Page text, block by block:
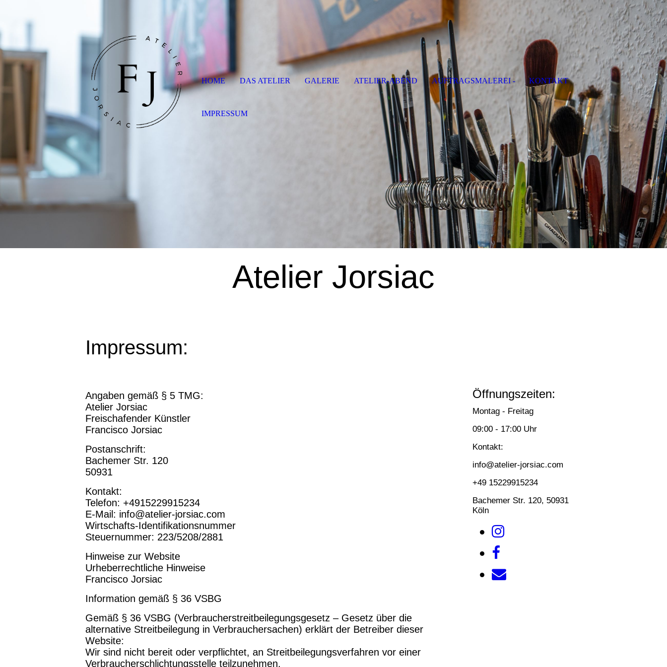
Atelier Jorsiac
Impressum:
Angaben gemäß § 5 TMG:
Atelier Jorsiac
Freischafender Künstler
Francisco Jorsiac
Postanschrift:
Bachemer Str. 120
50931
Kontakt:
Telefon: +4915229915234
E-Mail: info@atelier-jorsiac.com
Wirtschafts-Identifikationsnummer
Steuernummer: 223/5208/2881
Hinweise zur Website
Urheberrechtliche Hinweise
Francisco Jorsiac
Information gemäß § 36 VSBG
Gemäß § 36 VSBG (Verbraucherstreitbeilegungsgesetz – Gesetz über die
alternative Streitbeilegung in Verbrauchersachen) erklärt der Betreiber dieser
Website:
Wir sind nicht bereit oder verpflichtet, an Streitbeilegungsverfahren vor einer
Verbraucherschlichtungsstelle teilzunehmen.
Öffnungszeiten:
Montag - Freitag
09:00 - 17:00 Uhr
Kontakt:
info@atelier-jorsiac.com
+49 15229915234
Bachemer Str. 120, 50931
Köln
HOME DAS ATELIER GALERIE ATELIER-ABEND AUFTRAGSMALEREI - KONTAKT
IMPRESSUM